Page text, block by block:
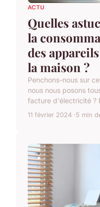
ACTU
Quelles
la
des
la maison ?
Penchons-nous sur
nous nous posons
facture d'électricité ?
11 février 2024 5 min